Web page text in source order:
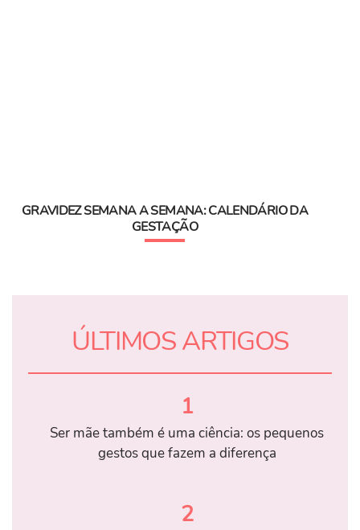
GRAVIDEZ SEMANA A SEMANA: CALENDÁRIO DA
GESTAÇÃO
ÚLTIMOS ARTIGOS
1
Ser mãe também é uma ciência: os pequenos
gestos que fazem a diferença
2